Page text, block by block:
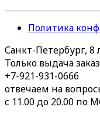
Политика
Санкт-Петербург, 8
Только выдача
+7-921-931-0666
отвечаем на
с 11.00 до 20.00 по